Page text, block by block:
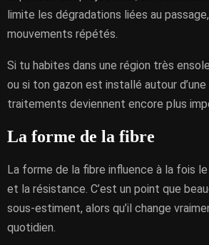
limite les dégradations liées au
mouvements répétés.
Si tu habites dans une région très
ou si ton gazon est installé autour
traitements deviennent encore plus
La forme de la fibre
La forme de la fibre influence à la fois
et la résistance. C’est un point que
sous-estiment, alors qu’il change
quotidien.